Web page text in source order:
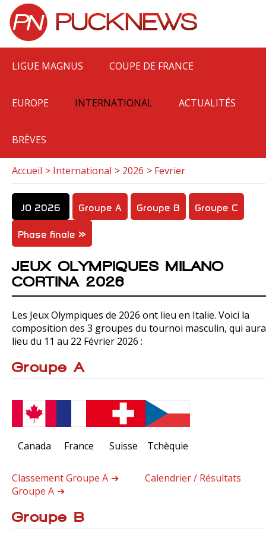
LIGUE MAGNUS COUPE DE FRANCE
EUROPE INTERNATIONAL ACTUALITÉS
BRÈVES
Accueil International 2026 Fevrier
JO 2026 Groupe A Groupe B Groupe C
Phase finale
JEUX OLYMPIQUES MILANO
CORTINA 2026
Les Jeux Olympiques de 2026 ont lieu en Italie. Voici la
composition des 3 groupes du tournoi masculin, qui aura
lieu du 11 au 22 Février 2026 :
Groupe A
Canada France Suisse Tchèquie
Classement Groupe A
Calendrier / Résultats
Groupe A
Groupe B